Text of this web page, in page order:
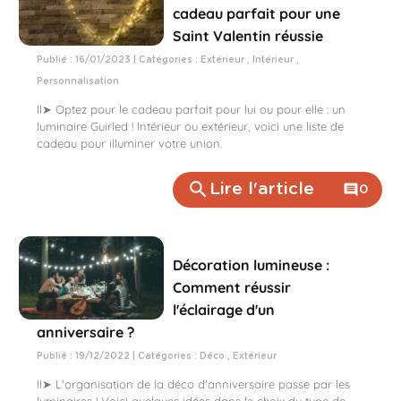
cadeau parfait pour une
Saint Valentin réussie
Publié : 16/01/2023 | Catégories : Extérieur , Intérieur ,
Personnalisation
ll➤ Optez pour le cadeau parfait pour lui ou pour elle : un
luminaire Guirled ! Intérieur ou extérieur, voici une liste de
cadeau pour illuminer votre union.
search Lire l'article comment0
Décoration lumineuse :
Comment réussir
l'éclairage d'un
anniversaire ?
Publié : 19/12/2022 | Catégories : Déco , Extérieur
ll➤ L'organisation de la déco d'anniversaire passe par les